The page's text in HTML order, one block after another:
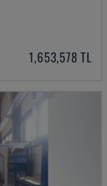
1,653,578 TL